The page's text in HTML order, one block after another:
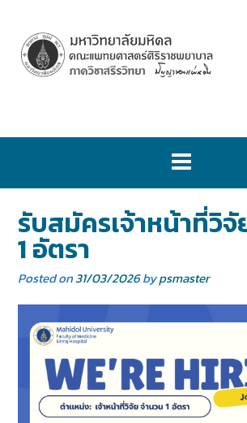
รับสมัครเจ้าหน้าที่วิจั
1 อัตรา
Posted on31/03/2026bypsmaster